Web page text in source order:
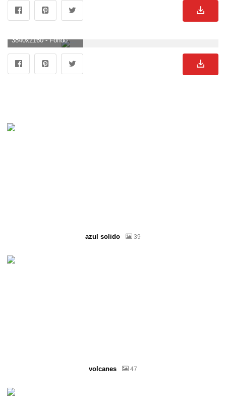
3840x2160 - Fondo de pantalla de 3840x2160. Fondo de pantalla 4K Ultra HD de Miles Morales.
azul solido 39
volcanes 47